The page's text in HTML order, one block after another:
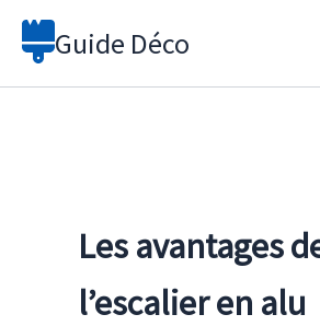
Aller
Guide Déco
Les avantages
l’escalier en alu